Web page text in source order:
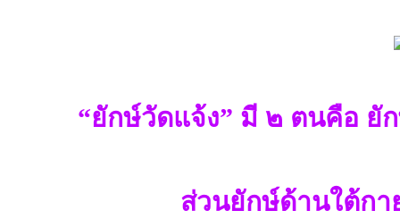
“ยักษ์วัดแจ้ง” มี ๒ ตนคือ ยั
ส่วนยักษ์ด้านใต้ก